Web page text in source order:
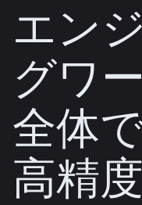
エン
グワ
全体
高精